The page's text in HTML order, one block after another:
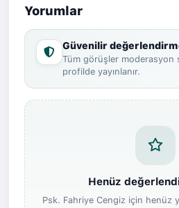
Yorumlar
Güvenilir
Tüm görüşler moderasyon
profilde yayınlanır.
Henüz
Psk. Fahriye Cengiz için henüz